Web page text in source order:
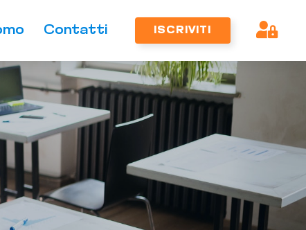
Contatti ISCRIVITI